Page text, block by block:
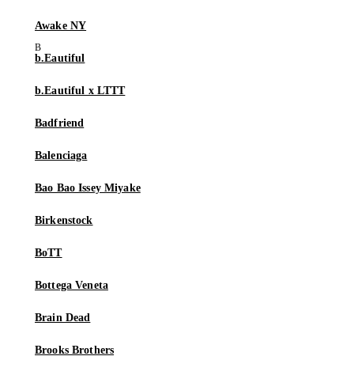
Awake NY
b.Eautiful
b.Eautiful x LTTT
Badfriend
Balenciaga
Bao Bao Issey Miyake
Birkenstock
BoTT
Bottega Veneta
Brain Dead
Brooks Brothers